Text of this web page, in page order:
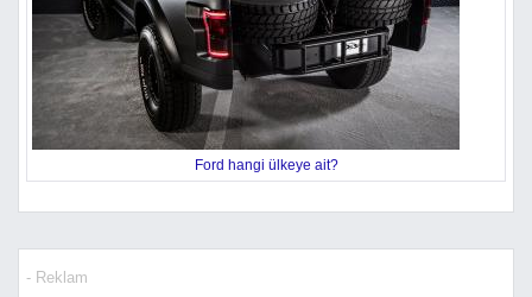
Ford hangi ülkeye ait?
- Reklam